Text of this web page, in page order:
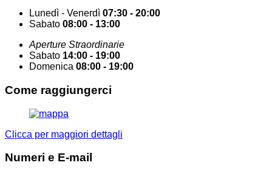
Lunedì - Venerdì 07:30 - 20:00
Sabato 08:00 - 13:00
Aperture Straordinarie
Sabato 14:00 - 19:00
Domenica 08:00 - 19:00
Come raggiungerci
Clicca per maggiori dettagli
Numeri e E-mail